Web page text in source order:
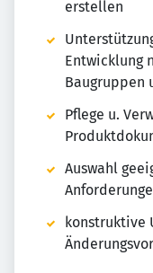
erstellen
Entwicklung
Baugruppen
Pflege u.
Auswahl
konstruktive